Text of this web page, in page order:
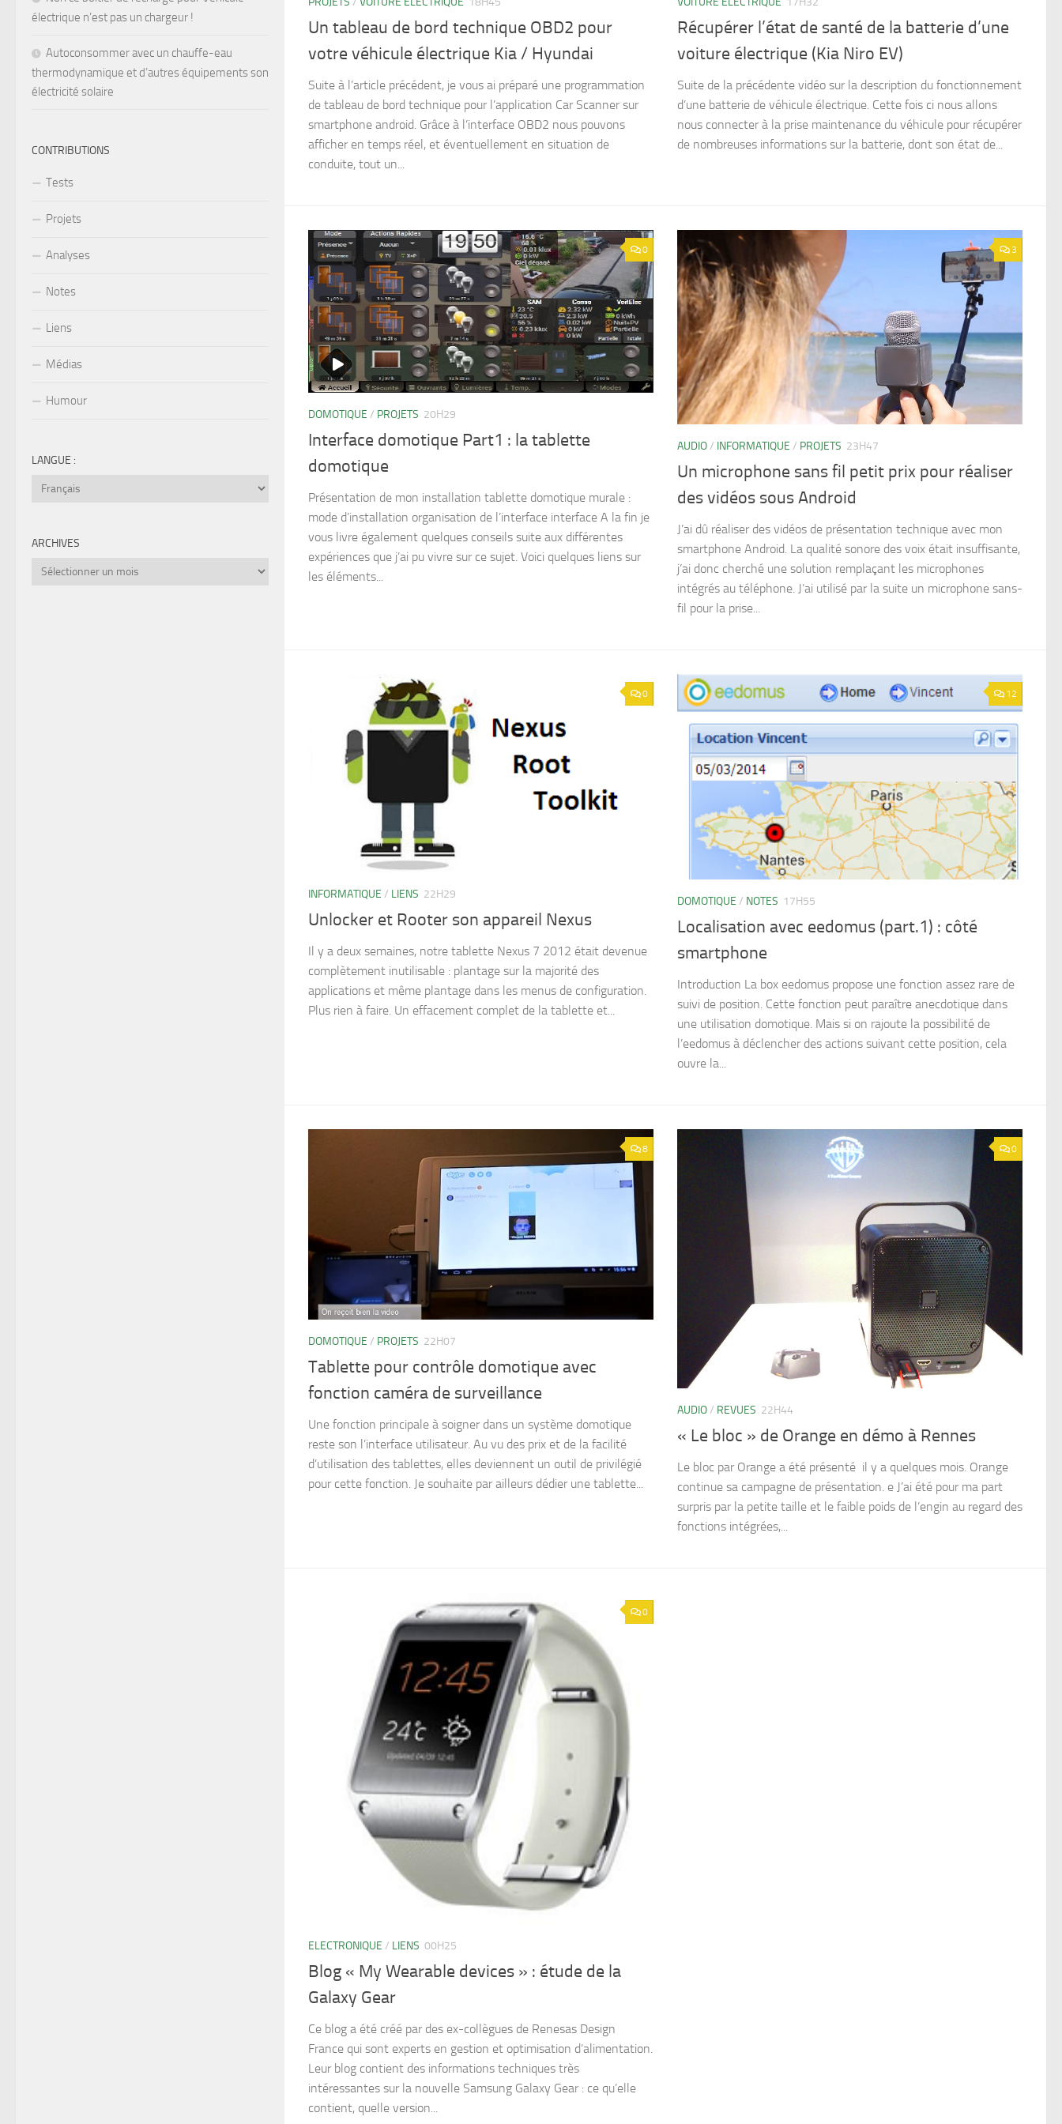
Un tableau de bord technique OBD2 pour
votre véhicule électrique Kia / Hyundai
Suite à l’article précédent, je vous ai préparé une programmation
de tableau de bord technique pour l’application Car Scanner sur
smartphone android. Grâce à l’interface OBD2 nous pouvons
afficher en temps réel, et éventuellement en situation de
conduite, tout un...
Récupérer l’état de santé de la batterie d’une
voiture électrique (Kia Niro EV)
Suite de la précédente vidéo sur la description du fonctionnement
d’une batterie de véhicule électrique. Cette fois ci nous allons
nous connecter à la prise maintenance du véhicule pour récupérer
de nombreuses informations sur la batterie, dont son état de...
0
DOMOTIQUE / PROJETS 20H29
Interface domotique Part1 : la tablette
domotique
Présentation de mon installation tablette domotique murale :
mode d’installation organisation de l’interface interface A la fin je
vous livre également quelques conseils suite aux différentes
expériences que j’ai pu vivre sur ce sujet. Voici quelques liens sur
les éléments...
3
AUDIO/ INFORMATIQUE / PROJETS 23H47
Un microphone sans fil petit prix pour réaliser
des vidéos sous Android
J’ai dû réaliser des vidéos de présentation technique avec mon
smartphone Android. La qualité sonore des voix était insuffisante,
j’ai donc cherché une solution remplaçant les microphones
intégrés au téléphone. J’ai utilisé par la suite un microphone sans-
fil pour la prise...
0
INFORMATIQUE / LIENS 22H29
Unlocker et Rooter son appareil Nexus
Il y a deux semaines, notre tablette Nexus 7 2012 était devenue
complètement inutilisable : plantage sur la majorité des
applications et même plantage dans les menus de configuration.
Plus rien à faire. Un effacement complet de la tablette et...
12
DOMOTIQUE / NOTES 17H55
Localisation avec eedomus (part.1) : côté
smartphone
Introduction La box eedomus propose une fonction assez rare de
suivi de position. Cette fonction peut paraître anecdotique dans
une utilisation domotique. Mais si on rajoute la possibilité de
l’eedomus à déclencher des actions suivant cette position, cela
ouvre la...
8
DOMOTIQUE / PROJETS 22H07
Tablette pour contrôle domotique avec
fonction caméra de surveillance
Une fonction principale à soigner dans un système domotique
reste son l’interface utilisateur. Au vu des prix et de la facilité
d’utilisation des tablettes, elles deviennent un outil de privilégié
pour cette fonction. Je souhaite par ailleurs dédier une tablette...
0
AUDIO/ REVUES 22H44
« Le bloc » de Orange en démo à Rennes
Le bloc par Orange a été présenté il y a quelques mois. Orange
continue sa campagne de présentation. e J’ai été pour ma part
surpris par la petite taille et le faible poids de l’engin au regard des
fonctions intégrées,...
0
ELECTRONIQUE / LIENS 00H25
Blog « My Wearable devices » : étude de la
Galaxy Gear
Ce blog a été créé par des ex-collègues de Renesas Design
France qui sont experts en gestion et optimisation d’alimentation.
Leur blog contient des informations techniques très
intéressantes sur la nouvelle Samsung Galaxy Gear : ce qu’elle
contient, quelle version...
électrique n’est pas un chargeur !
Autoconsommer avec un chauffe-eau
thermodynamique et d’autres équipements son
électricité solaire
CONTRIBUTIONS
Tests
Projets
Analyses
Notes
Liens
Médias
Humour
LANGUE :
ARCHIVES
Archives